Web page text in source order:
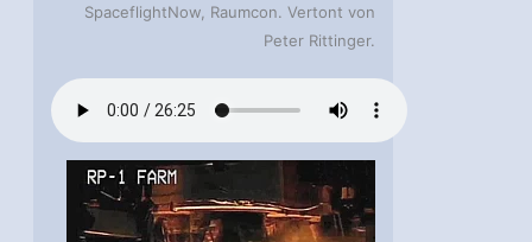
SpaceflightNow, Raumcon. Vertont von
Peter Rittinger.